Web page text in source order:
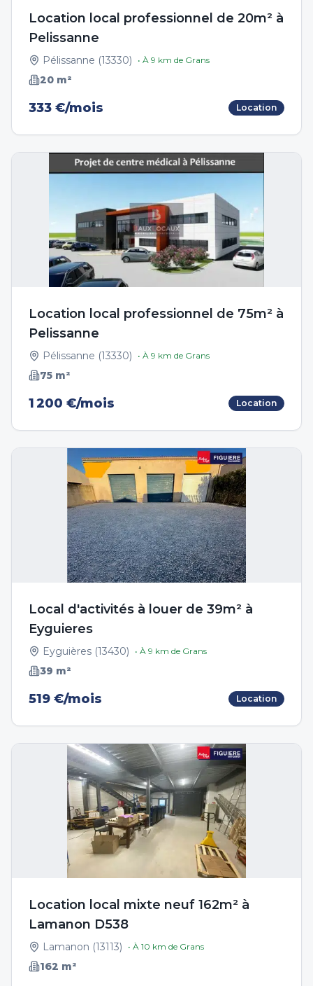
Location local professionnel de 20m² à
Pelissanne
Pélissanne (13330) • À 9 km de Grans
20 m²
333 €/mois Location
Location local professionnel de 75m² à
Pelissanne
Pélissanne (13330) • À 9 km de Grans
75 m²
1 200 €/mois Location
Local d'activités à louer de 39m² à
Eyguieres
Eyguières (13430) • À 9 km de Grans
39 m²
519 €/mois Location
Location local mixte neuf 162m² à
Lamanon D538
Lamanon (13113) • À 10 km de Grans
162 m²